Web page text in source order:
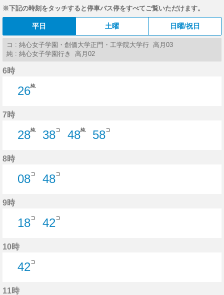
※下記の時刻をタッチすると停車バス停をすべてご覧いただけます。
平日 土曜 日曜/祝日
コ : 純心女子学園・創価大学正門・工学院大学行 高月03
純 : 純心女子学園行き 高月02
6時
26純
7時
28純
38コ
48純
58コ
8時
08コ
48コ
9時
18コ
42コ
10時
42コ
11時